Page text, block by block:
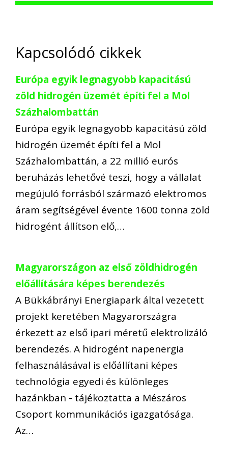
Kapcsolódó cikkek
Európa egyik legnagyobb kapacitású
zöld hidrogén üzemét építi fel a Mol
Százhalombattán
Európa egyik legnagyobb kapacitású zöld
hidrogén üzemét építi fel a Mol
Százhalombattán, a 22 millió eurós
beruházás lehetővé teszi, hogy a vállalat
megújuló forrásból származó elektromos
áram segítségével évente 1600 tonna zöld
hidrogént állítson elő,…
Magyarországon az első zöldhidrogén
előállítására képes berendezés
A Bükkábrányi Energiapark által vezetett
projekt keretében Magyarországra
érkezett az első ipari méretű elektrolizáló
berendezés. A hidrogént napenergia
felhasználásával is előállítani képes
technológia egyedi és különleges
hazánkban - tájékoztatta a Mészáros
Csoport kommunikációs igazgatósága.
Az…